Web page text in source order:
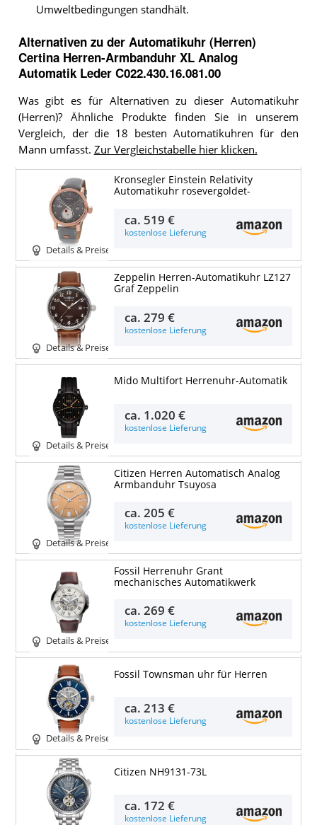
Umweltbedingungen standhält.
Alternativen zu der Automatikuhr (Herren)
Certina Herren-Armbanduhr XL Analog
Automatik Leder C022.430.16.081.00
Was gibt es für Alternativen zu dieser Automatikuhr
(Herren)? Ähnliche Produkte finden Sie in unserem
Vergleich, der die 18 besten Automatikuhren für den
Mann umfasst. Zur Vergleichstabelle hier klicken.
Details & Preise
Kronsegler Einstein Relativity
Automatikuhr rosevergoldet-
ca. 519 €
kostenlose Lieferung
Details & Preise
Zeppelin Herren-Automatikuhr LZ127
Graf Zeppelin
ca.279 €
kostenlose Lieferung
Details & Preise
Mido Multifort Herrenuhr-Automatik
ca. 1.020 €
kostenlose Lieferung
Details & Preise
Citizen Herren Automatisch Analog
Armbanduhr Tsuyosa
ca.205 €
kostenlose Lieferung
Details & Preise
Fossil Herrenuhr Grant
mechanisches Automatikwerk
ca.269 €
kostenlose Lieferung
Details & Preise
Fossil Townsman uhr für Herren
ca.213 €
kostenlose Lieferung
Citizen NH9131-73L
ca. 172 €
kostenlose Lieferung